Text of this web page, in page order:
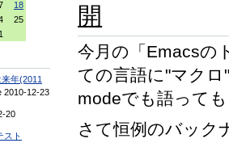
18
25
年(2011
2010-12-23
20
スト
開
今月の「Emacsの
ての言語に"マク
modeでも語って
さて恒例のバック